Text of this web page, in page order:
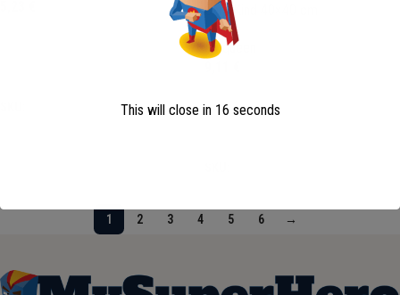
Cars Kind 40×40 cm
Mcqueen
1 2 3 4 5 6 →
This will close in 16 seconds